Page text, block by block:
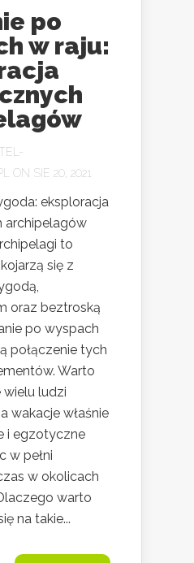
po
w raju:
ON SIE 20, 2021
eksploracja
to
się z
oraz beztroską
po wyspach
połączenie tych
Warto
wielu ludzi
wakacje właśnie
i egzotyczne
w pełni
w okolicach
warto
na takie...